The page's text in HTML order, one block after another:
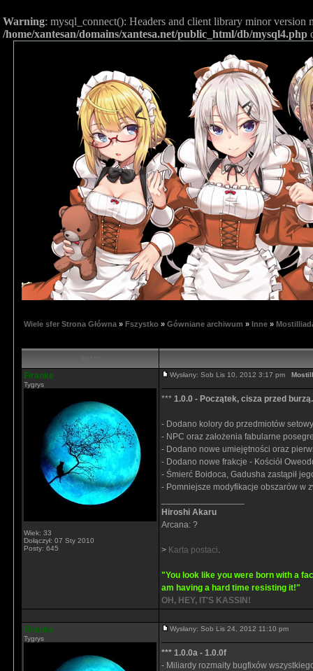
Warning: mysql_connect(): Headers and client library minor
/home/xantesan/domains/xantesa.net/public_html/db/mysql4.php
Wiele sfer Strona Główna » Fszystko » Gówniane archiwum » Inne »
Firanke
Tygrys
Wiek: 33
Dołączył: 07 Sty 2010
Posty: 645
Wysłany: Sob Lis 10, 2012 3:17 pm
*** 1.0.0 - Początek, cisza przed burzą.
- Dodano kolory do przedmiotów
- NPC oraz założenia fabularne
- Dodano nowe umiejętności oraz
- Dodano nowe frakcje - Kościół
- Śmierć Boidoca, Gadusha zastąpił
- Pomniejsze modyfikacje obszarów w
Hiroshi Akaru
Arcana: ?
> Karta postaci.
"You look like you were born with a
am having a hard time resisting it!"
OH, HEY, IT'S KASSIN!
Firanke
Tygrys
Wysłany: Sob Lis 24, 2012 11:10 pm
*** 1.0.0a - 1.0.0f
- Miliardy rozmaity bugfixów